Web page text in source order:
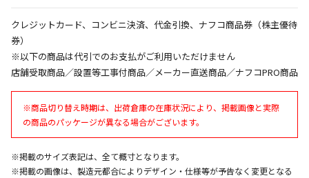
クレジットカード、コンビニ決済、代金引換、ナフコ商品券（株主優待
券）
※以下の商品は代引でのお支払がご利用いただけません
店舗受取商品／設置等工事付商品／メーカー直送商品／ナフコPRO商品
※商品切り替え時期は、出荷倉庫の在庫状況により、掲載画像と実際
の商品のパッケージが異なる場合がございます。
※掲載のサイズ表記は、全て概寸となります。
※掲載の画像は、製造元都合によりデザイン・仕様等が予告なく変更となる